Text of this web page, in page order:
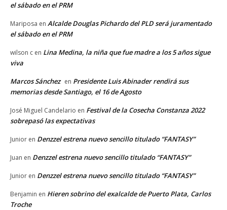
el sábado en el PRM
Mariposa en Alcalde Douglas Pichardo del PLD será juramentado
el sábado en el PRM
wilson c en Lina Medina, la niña que fue madre a los 5 años sigue
viva
Marcos Sánchez en Presidente Luis Abinader rendirá sus
memorias desde Santiago, el 16 de Agosto
José Miguel Candelario en Festival de la Cosecha Constanza 2022
sobrepasó las expectativas
Junior en Denzzel estrena nuevo sencillo titulado “FANTASY”
Juan en Denzzel estrena nuevo sencillo titulado “FANTASY”
Junior en Denzzel estrena nuevo sencillo titulado “FANTASY”
Benjamin en Hieren sobrino del exalcalde de Puerto Plata, Carlos
Troche